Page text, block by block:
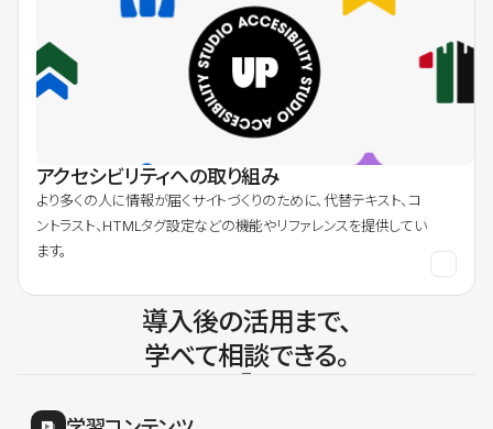
アクセシビリティへの取り組み
より多くの人に情報が届くサイトづくりのために、代替テキスト、コ
ントラスト、HTMLタグ設定などの機能やリファレンスを提供してい
ます。
導入後の活用まで、
学べて相談できる。